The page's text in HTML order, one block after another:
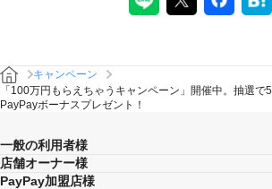
キャンペーン
「100万円もらえちゃうキャンペーン」開催中。抽選
PayPayボーナスプレゼント！
一般の利用者様
店舗オーナー様
PayPay加盟店様